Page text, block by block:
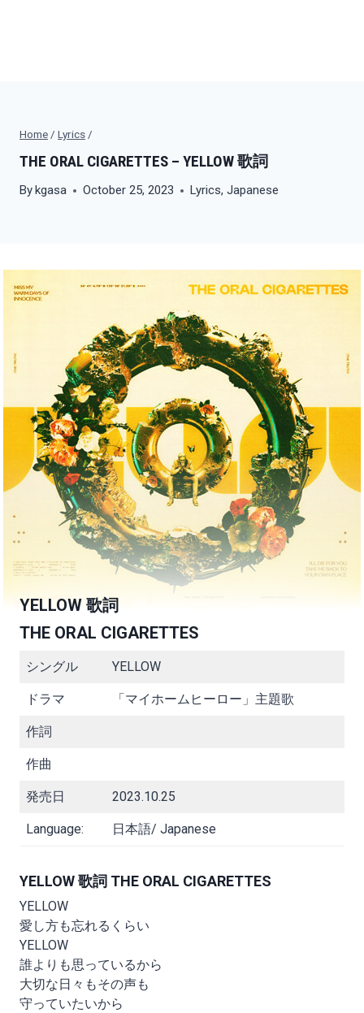
Home / Lyrics /
THE ORAL CIGARETTES – YELLOW 歌詞
Bykgasa October 25, 2023 Lyrics,Japanese
YELLOW 歌詞
THE ORAL CIGARETTES
シングル YELLOW
ドラマ 「マイホームヒーロー」主題歌
作詞
作曲
発売日 2023.10.25
Language: 日本語/ Japanese
YELLOW 歌詞 THE ORAL CIGARETTES
YELLOW
愛し方も忘れるくらい
YELLOW
誰よりも思っているから
大切な日々もその声も
守っていたいから